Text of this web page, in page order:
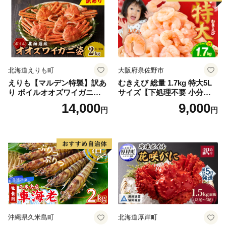
北海道えりも町
えりも【マルデン特製】訳あ
り ボイルオオズワイガニ姿2
kg《1kg(４尾～５尾)×2》【e
r002-051-a】 / ふるさと納税
イル済み 冷凍 カニ 蟹 かに
カニ味噌 甲羅 お得 格安 小ぶ
り 解凍 カニ鍋 甲羅焼き 海鮮
返礼品 特産品 新鮮 濃厚 旨み
簡単調理 家庭用 ギフト グル
メ
14,000円
大阪府泉佐野市
むきえび 総量 1.7kg 特大5L
サイズ【下処理不要 小分け 8
50g×2P 訳あり サイズ不揃い
バナメイエビ バラ凍結】
9,000円
沖縄県久米島町 北海道厚岸町